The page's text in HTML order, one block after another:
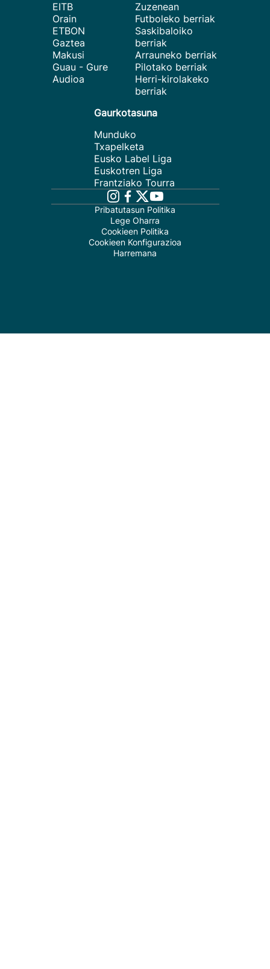
EITB
Orain
ETBON
Gaztea
Makusi
Guau - Gure
Audioa
Zuzenean
Futboleko berriak
Saskibaloiko
berriak
Arrauneko berriak
Pilotako berriak
Herri-kirolakeko
berriak
Gaurkotasuna
Munduko
Txapelketa
Eusko Label Liga
Euskotren Liga
Frantziako Tourra
Pribatutasun Politika
Lege Oharra
Cookieen Politika
Cookieen Konfigurazioa
Harremana